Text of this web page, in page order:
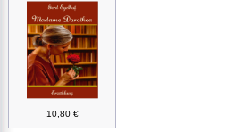
10,80 €